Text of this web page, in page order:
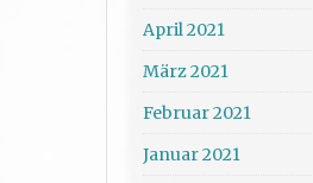
April 2021
März 2021
Februar 2021
Januar 2021